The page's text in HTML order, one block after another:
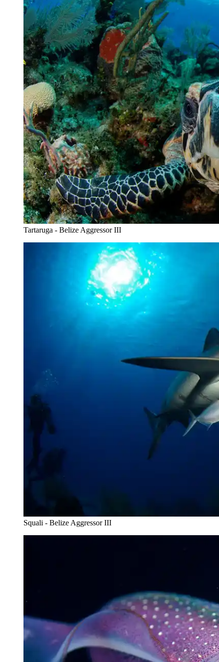
Tartaruga - Belize Aggressor III
Squali - Belize Aggressor III